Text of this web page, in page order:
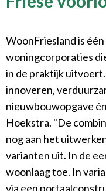
WoonFriesland is
woningcorporaties
in de praktijk
innoveren,
nieuwbouwopgave
Hoekstra. "De
nog aan het
varianten uit. In de
woonlaag toe. In
via een